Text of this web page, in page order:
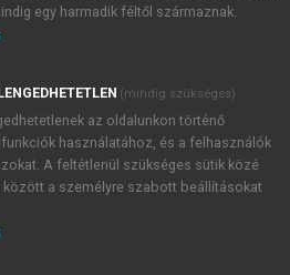
újdonságairól, akcióiról.
Kiadó Zrt. újdonságairól,
foglaltakat tudomásul
feltételeket, valamint a szotar.netés a
foglaltakat
elfogadom.
egy harmadik féltől származnak.
(mindig szükséges)
az oldalunkon történő
használatához, és a felhasználók
A feltétlenül szükséges sütik közé
a személyre szabott beállításokat